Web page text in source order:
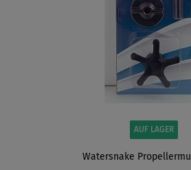
AUF LAGER
Watersnake